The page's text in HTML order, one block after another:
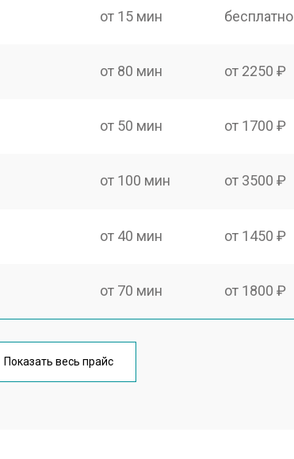
от 15 мин бесплатно
от 80 мин от 2250 ₽
от 50 мин от 1700 ₽
от 100 мин от 3500 ₽
от 40 мин от 1450 ₽
от 70 мин от 1800 ₽
от 50 мин
Показать весь прайс